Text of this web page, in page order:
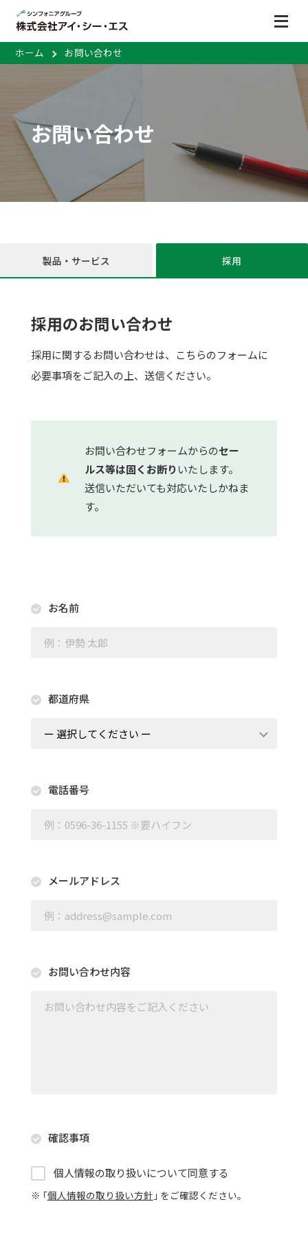
ホーム お問い合わせ
お問い合わせ
製品・サービス 採用
採用のお問い合わせ
採用に関するお問い合わせは、こちらのフォームに
必要事項をご記入の上、送信ください。
お問い合わせフォームからのセー
ルス等は固くお断り いたします。
送信いただいても対応いたしかねま
す。
お名前
都道府県
電話番号
メールアドレス
お問い合わせ内容
確認事項
個人情報の取り扱いについて同意する
※ ｢個人情報の取り扱い方針 ｣ をご確認ください。